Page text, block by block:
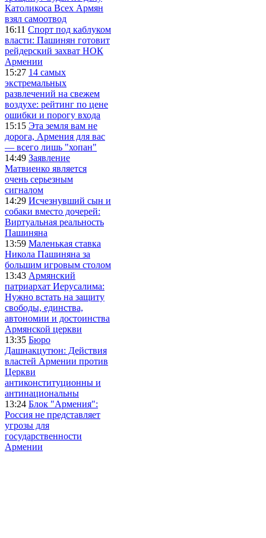
Католикоса Всех Армян
взял самоотвод
16:11 Спорт под каблуком
власти: Пашинян готовит
рейдерский захват НОК
Армении
15:27 14 самых
экстремальных
развлечений на свежем
воздухе: рейтинг по цене
ошибки и порогу входа
15:15 Эта земля вам не
дорога, Армения для вас
— всего лишь "хопан"
14:49 Заявление
Матвиенко является
очень серьезным
сигналом
14:29 Исчезнувший сын и
собаки вместо дочерей:
Виртуальная реальность
Пашиняна
13:59 Маленькая ставка
Никола Пашиняна за
большим игровым столом
13:43 Армянский
патриархат Иерусалима:
Нужно встать на защиту
свободы, единства,
автономии и достоинства
Армянской церкви
13:35 Бюро
Дашнакцутюн: Действия
властей Армении против
Церкви
антиконституционны и
антинациональны
13:24 Блок "Армения":
Россия не представляет
угрозы для
государственности
Армении